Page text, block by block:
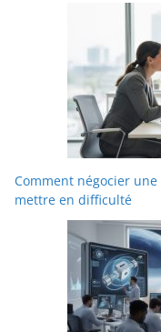
Comment négocier
mettre en difficulté